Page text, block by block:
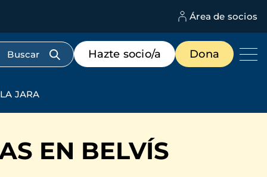
Área de socios
Menú
de
destacados
Hazte socio/a Dona
JARA
EN BELVÍS